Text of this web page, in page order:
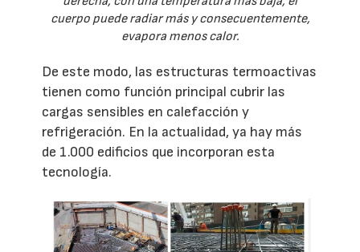
cuerpo puede radiar más y consecuentemente,
evapora menos calor.
De este modo, las estructuras termoactivas
tienen como función principal cubrir las
cargas sensibles en calefacción y
refrigeración. En la actualidad, ya hay más
de 1.000 edificios que incorporan esta
tecnología.